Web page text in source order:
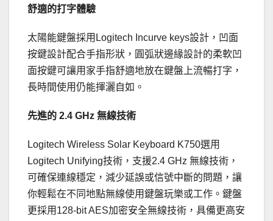
舒適的打字體驗
太陽能鍵盤採用Logitech Incurve keys設計，凹面
按鍵設計配合手指形狀，圓弧狀邊緣設計的柔軟凹
面按鍵可讓用家手指舒適地放在鍵盤上流暢打字，
長時間使用仍能揮灑自如。
先進的 2.4 GHz 無線技術
Logitech Wireless Solar Keyboard K750選用
Logitech Unifying技術，支援2.4 GHz 無線技術，
可確保連線穩定，減少延誤或信號中斷的問題，讓
你輕鬆在不同地點無線使用鍵盤玩樂或工作。鍵盤
更採用128-bit AES加密安全無線技術，具備更高安